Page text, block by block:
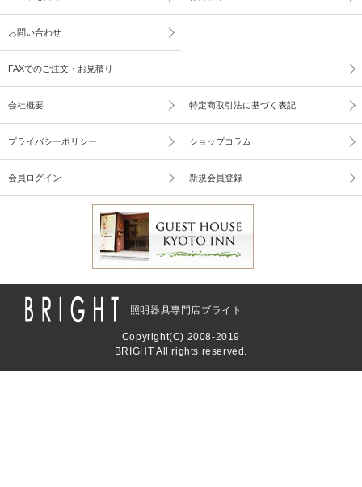
お問い合わせ
FAXでのご注文・お見積り
会社概要 特定商取引法に基づく表記
プライバシーポリシー ショップコラム
会員ログイン 新規会員登録
照明器具専門店ブライト
Copyright(C) 2008-2019
BRIGHT All rights reserved.